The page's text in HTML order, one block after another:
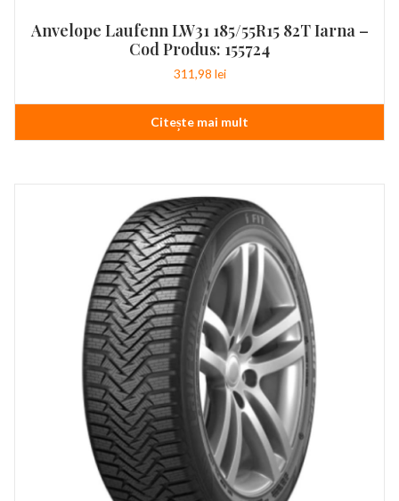
Anvelope Laufenn LW31 185/55R15 82T Iarna –
Cod Produs: 155724
311,98 lei
Citește mai mult